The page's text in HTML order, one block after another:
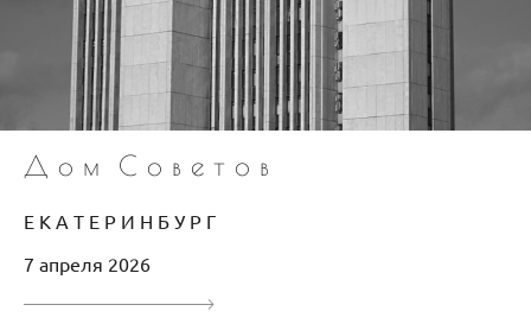
Д о м С о в е т о в
Е К А Т Е Р И Н Б У Р Г
7 апреля 2026